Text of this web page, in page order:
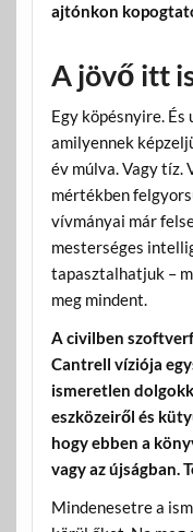
ajtónkon
A jövő itt
Egy köpésnyire. És
amilyennek
év múlva. Vagy tíz.
mértékben
vívmányai már
mesterséges
tapasztalhatjuk –
meg mindent.
A civilben
Cantrell víziója
ismeretlen
eszközeiről és
hogy ebben a
vagy az újságban.
Mindenesetre a